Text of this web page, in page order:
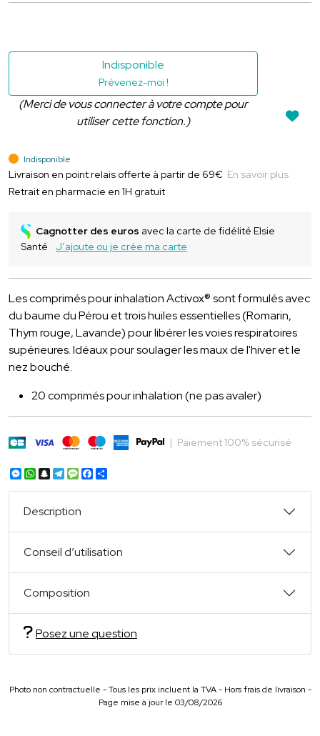
Indisponible
Prévenez-moi !
(Merci de vous connecter à votre compte pour
utiliser cette fonction.)
Indisponible
Livraison en point relais offerte à partir de 69€ En savoir plus
Retrait en pharmacie en 1H gratuit
Cagnotter des euros avec la carte de fidélité Elsie
Santé
J’ajoute ou je crée ma carte
Les comprimés pour inhalation Activox® sont formulés avec
du baume du Pérou et trois huiles essentielles (Romarin,
Thym rouge, Lavande) pour libérer les voies respiratoires
supérieures. Idéaux pour soulager les maux de l'hiver et le
nez bouché.
20 comprimés pour inhalation (ne pas avaler)
| Paiement 100% sécurisé
Messenger
WhatsApp
Snapchat
Telegram
Message
Facebook
Description
Conseil d’utilisation
Composition
Posez une question
Photo non contractuelle - Tous les prix incluent la TVA - Hors frais de livraison -
Page mise à jour le 03/08/2026